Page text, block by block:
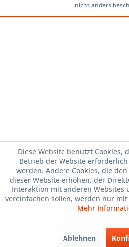
nicht anders
Diese Website benutzt Cookies,
Betrieb der Website
werden. Andere Cookies, die
dieser Website erhöhen, der
Interaktion mit anderen Websites
vereinfachen sollen, werden nur
Mehr
Ablehnen